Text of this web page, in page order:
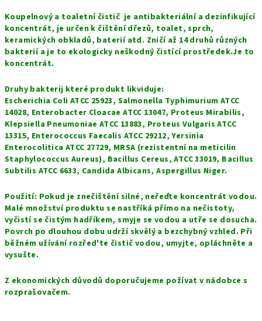
Koupelnový a toaletní čistič je antibakteriální a dezinfikující
koncentrát, je určen k čištění dřezů, toalet, sprch,
keramických obkladů, baterií atd. Zničí až 14 druhů různých
bakterií a je to ekologicky neškodný čistící prostředek.Je to
koncentrát.
Druhy bakterij které produkt likviduje:
Escherichia Coli ATCC 25923, Salmonella Typhimurium ATCC
14028, Enterobacter Cloacae ATCC 13047, Proteus Mirabilis,
Klepsiella Pneumoniae ATCC 13883, Proteus Vulgaris ATCC
13315, Enterococcus Faecalis ATCC 29212, Yersinia
Enterocolitica ATCC 27729, MRSA (rezistentní na meticilin
Staphylococcus Aureus), Bacillus Cereus, ATCC 33019, Bacillus
Subtilis ATCC 6633, Candida Albicans, Aspergillus Niger.
Použití: Pokud je znečištění silné, neřeďte koncentrát vodou.
Malé množství produktu se nastříká přímo na nečistoty,
vyčistí se čistým hadříkem, smyje se vodou a utře se dosucha.
Povrch po dlouhou dobu udrží skvělý a bezchybný vzhled. Při
běžném užívání rozřed'te čistič vodou, umyjte, opláchněte a
vysušte.
Z ekonomických důvodů doporučujeme požívat v nádobce s
rozprašovačem.